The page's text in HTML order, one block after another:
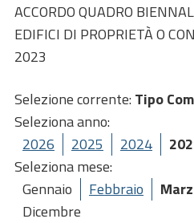
ACCORDO QUADRO
EDIFICI DI PROPRIETÀ O
2023
Selezione corrente: Tipo
Seleziona anno:
2026
2025 2024
Seleziona mese:
Gennaio
Febbraio
Dicembre